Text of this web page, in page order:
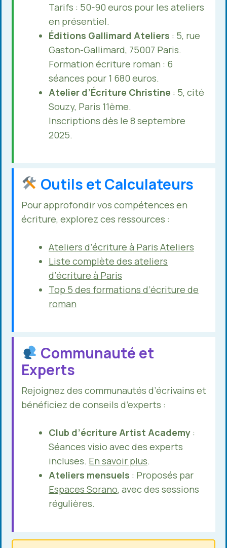
Tarifs : 50-90 euros pour les ateliers
en présentiel.
Éditions Gallimard Ateliers : 5, rue
Gaston-Gallimard, 75007 Paris.
Formation écriture roman : 6
séances pour 1 680 euros.
Atelier d’Écriture Christine : 5, cité
Souzy, Paris 11ème.
Inscriptions dès le 8 septembre
2025.
Outils et Calculateurs
Pour approfondir vos compétences en
écriture, explorez ces ressources :
Ateliers d’écriture à Paris Ateliers
Liste complète des ateliers
d’écriture à Paris
Top 5 des formations d’écriture de
roman
Communauté et
Experts
Rejoignez des communautés d’écrivains et
bénéficiez de conseils d’experts :
Club d’écriture Artist Academy :
Séances visio avec des experts
incluses. En savoir plus.
Ateliers mensuels : Proposés par
Espaces Sorano, avec des sessions
régulières.